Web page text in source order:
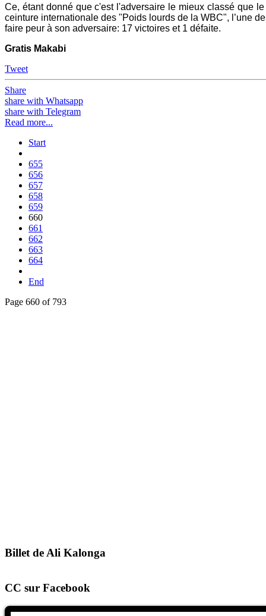
Ce, étant donné que c'est l'adversaire le mieux classé que
ceinture internationale des "Poids lourds de la WBC", l’une
faire peur à son adversaire: 17 victoires et 1 défaite.
Gratis Makabi
Tweet
Share
share with Whatsapp
share with Telegram
Read more...
Start
655
656
657
658
659
660
661
662
663
664
End
Page 660 of 793
Billet de Ali Kalonga
CC sur Facebook